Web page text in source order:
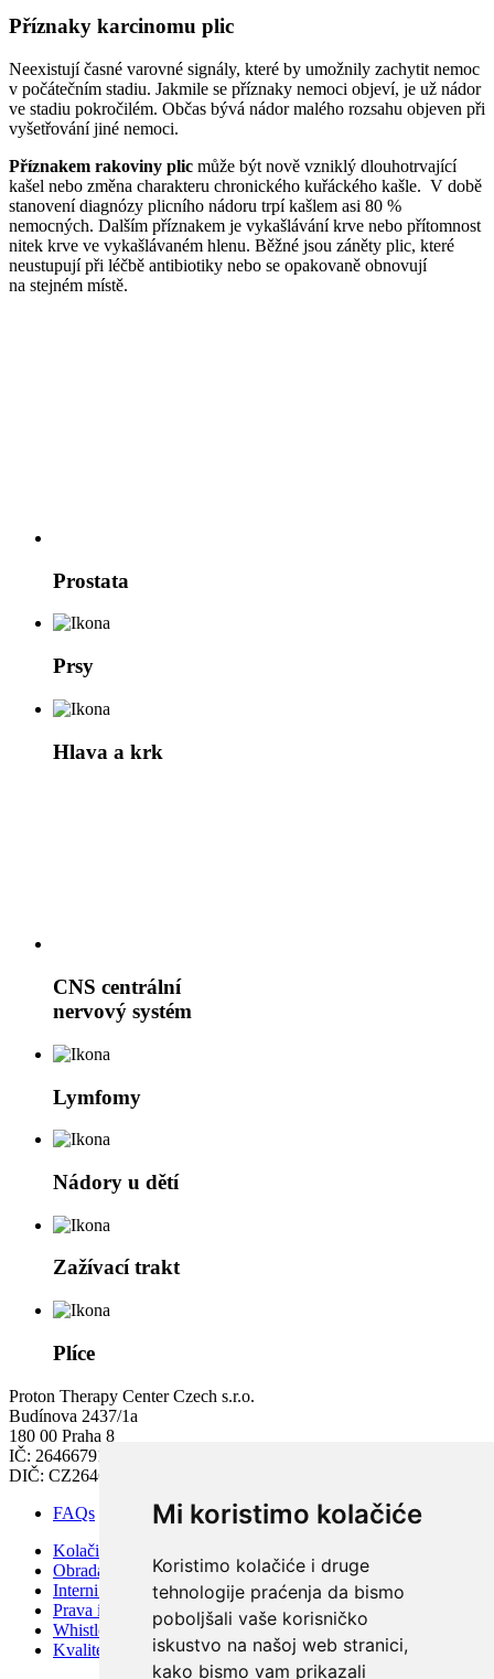
Mi koristimo kolačiće
Koristimo kolačiće i druge
tehnologije praćenja da bismo
poboljšali vaše korisničko
iskustvo na našoj web stranici,
kako bismo vam prikazali
Příznaky karcinomu plic
Neexistují časné varovné signály, které by umožnily zachytit nemoc
v počátečním stadiu. Jakmile se příznaky nemoci objeví, je už nádor
ve stadiu pokročilém. Občas bývá nádor malého rozsahu objeven při
vyšetřování jiné nemoci.
Příznakem rakoviny plic může být nově vzniklý dlouhotrvající
kašel nebo změna charakteru chronického kuřáckého kašle. V době
stanovení diagnózy plicního nádoru trpí kašlem asi 80 %
nemocných. Dalším příznakem je vykašlávání krve nebo přítomnost
nitek krve ve vykašlávaném hlenu. Běžné jsou záněty plic, které
neustupují při léčbě antibiotiky nebo se opakovaně obnovují
na stejném místě.
Prostata
Prsy
Hlava a krk
CNS centrální
nervový systém
Lymfomy
Nádory u dětí
Zažívací trakt
Plíce
Proton Therapy Center Czech s.r.o.
Budínova 2437/1a
180 00 Praha 8
IČ: 26466791
DIČ: CZ26466791
FAQs
Kolačići
Obrada osobnih podataka
Interni pravilnik PTC-a
Prava i obveze pacijenta
Whistleblowing – zaštita zviždača
Kvaliteta i sigurnost